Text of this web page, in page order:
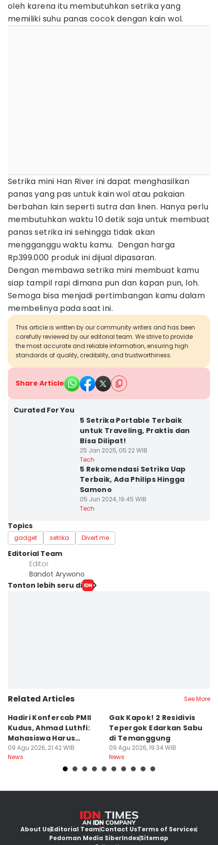
oleh karena itu membutuhkan setrika yang
memiliki suhu panas cocok dengan kain wol.
Setrika mini Han River ini dapat menghasilkan
panas yang pas untuk kain wol atau pakaian
berbahan lain seperti sutra dan linen. Hanya perlu
membutuhkan waktu 10 detik saja untuk membuat
panas setrika ini sehingga tidak akan
mengganggu waktu kamu. Dengan harga
Rp399.000 produk ini dijual dipasaran.
Dengan membawa setrika mini membuat kamu
siap tampil rapi dimana pun dan kapan pun, loh.
Semoga bisa menjadi pertimbangan kamu dalam
membelinya pada saat ini.
This article is written by our community writers and has been
carefully reviewed by our editorial team. We strive to provide
the most accurate and reliable information, ensuring high
standards of quality, credibility, and trustworthiness.
Share Article
Curated For You
5 Setrika Portable Terbaik
untuk Traveling, Praktis dan
Bisa Dilipat!
25 Jan 2025, 05:22 WIB
Tech
5 Rekomendasi Setrika Uap
Terbaik, Ada Philips Hingga
Samono
05 Jun 2024, 19:45 WIB
Tech
Topics
gadget setrika Divert me
Editorial Team
Editor
Bandot Arywono
Tonton lebih seru di
Related Articles See More
Hadiri Konfercab PMII
Kudus, Ahmad Luthfi:
Mahasiswa Harus
Konstruktif
09 Agu 2026, 21:42 WIB
News
Gak Kapok! 2 Residivis
Tepergok Edarkan Sabu
di Temanggung
09 Agu 2026, 19:34 WIB
News
About UsEditorial TeamContact UsTerms of Services
Pedoman Media SiberIndexSitemap